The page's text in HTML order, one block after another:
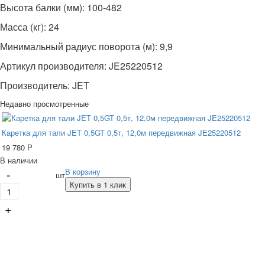
Высота балки (мм): 100-482
Масса (кг): 24
Минимальный радиус поворота (м): 9,9
Артикул производителя: JE25220512
Производитель: JET
Недавно просмотренные
Каретка для тали JET 0,5GT 0,5т, 12,0м передвижная JE25220512
19 780 Р
В наличии
-
+
штВ корзину
Купить в 1 клик